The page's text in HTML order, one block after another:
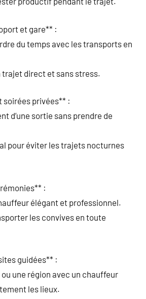
et gare** :
du temps avec les transports en
direct et sans stress.
soirées privées** :
d’une sortie sans prendre de
pour éviter les trajets nocturnes
:
élégant et professionnel.
les convives en toute
guidées** :
une région avec un chauffeur
les lieux.